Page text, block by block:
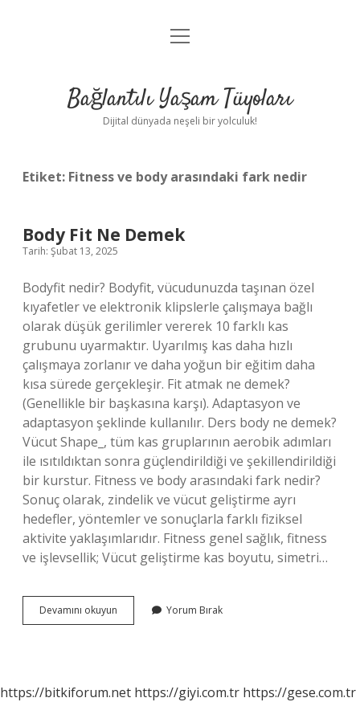
Anasayfa
Yasal Uyarı
menüyü
Bağlantılı Yaşam Tüyoları
Dijital dünyada neşeli bir yolculuk!
Etiket: Fitness ve body arasındaki fark nedir
Body Fit Ne Demek
Tarih: Şubat 13, 2025
Bodyfit nedir? Bodyfit, vücudunuzda taşınan özel
kıyafetler ve elektronik klipslerle çalışmaya bağlı
olarak düşük gerilimler vererek 10 farklı kas
grubunu uyarmaktır. Uyarılmış kas daha hızlı
çalışmaya zorlanır ve daha yoğun bir eğitim daha
kısa sürede gerçekleşir. Fit atmak ne demek?
(Genellikle bir başkasına karşı). Adaptasyon ve
adaptasyon şeklinde kullanılır. Ders body ne demek?
Vücut Shape_, tüm kas gruplarının aerobik adımları
ile ısıtıldıktan sonra güçlendirildiği ve şekillendirildiği
bir kurstur. Fitness ve body arasındaki fark nedir?
Sonuç olarak, zindelik ve vücut geliştirme ayrı
hedefler, yöntemler ve sonuçlarla farklı fiziksel
aktivite yaklaşımlarıdır. Fitness genel sağlık, fitness
ve işlevsellik; Vücut geliştirme kas boyutu, simetri…
Devamını okuyun
Fit
Yorum Bırak
https://bitkiforum.net https://giyi.com.tr https://gese.com.tr